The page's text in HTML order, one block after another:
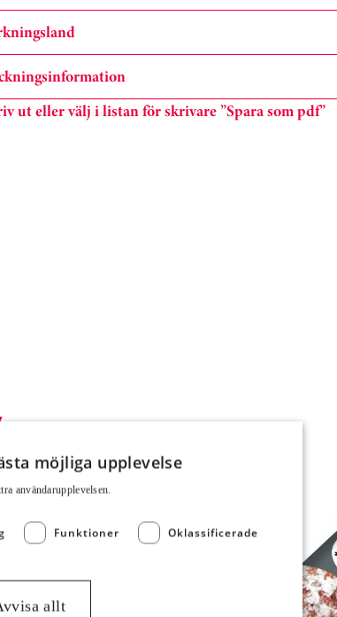
ut eller välj i listan för skrivare ”Spara som pdf”
möjliga upplevelse
användar­upplevelsen.
Funktioner Oklassificerade
allt